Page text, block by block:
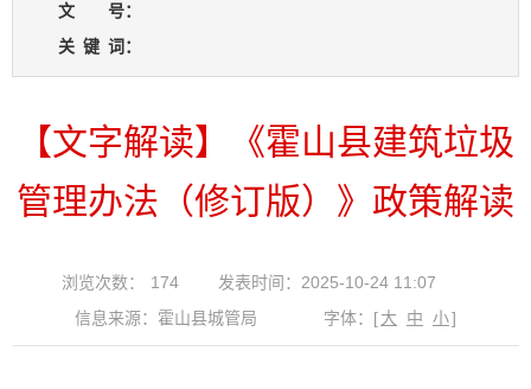
文 号：
关 键 词：
【文字解读】《霍山县建筑垃圾
管理办法（修订版）》政策解读
浏览次数： 174
发表时间：2025-10-24 11:07
信息来源：霍山县城管局
字体： [大 中 小]